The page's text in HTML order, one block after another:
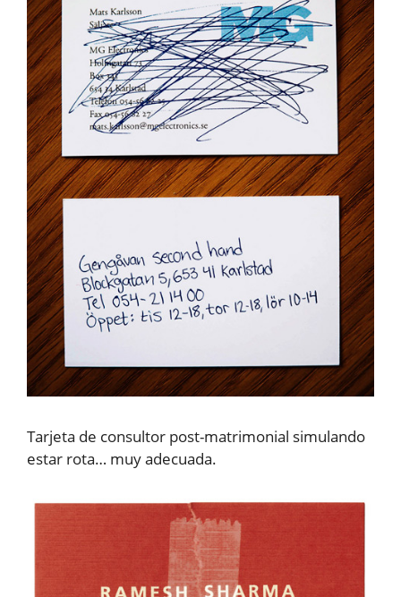
Tarjeta de consultor post-matrimonial simulando
estar rota… muy adecuada.